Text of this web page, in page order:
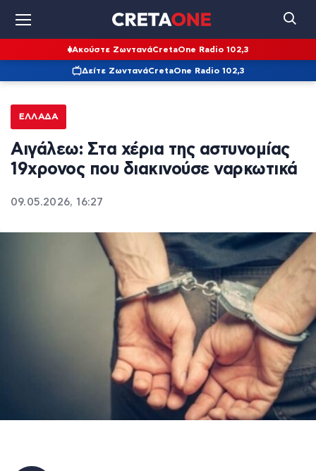
Ακούστε ΖωντανάCretaOne Radio 102,3
Δείτε ΖωντανάCretaOne Radio 102,3
ΕΛΛΆΔΑ
Αιγάλεω: Στα χέρια της αστυνομίας
19χρονος που διακινούσε ναρκωτικά
09.05.2026, 16:27